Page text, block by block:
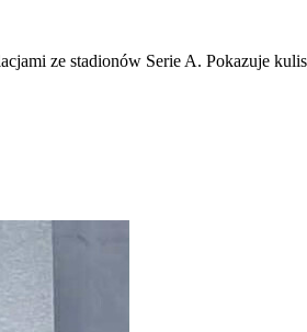
ze stadionów Serie A. Pokazuje